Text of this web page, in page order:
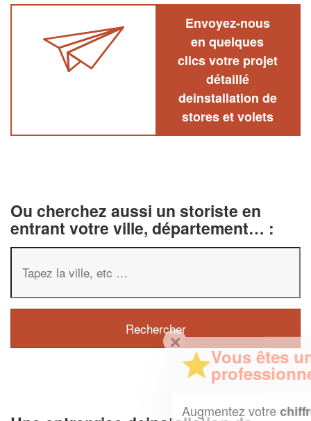
Envoyez-nous
en quelques
clics votre projet
détaillé
deinstallation de
stores et volets
Ou cherchez aussi un storiste en
entrant votre ville, département… :
✕
Vous êtes un
professionnel ?
Augmentez votrechiffre d'affaireset